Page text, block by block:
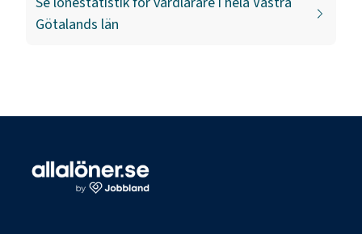
Götalands län